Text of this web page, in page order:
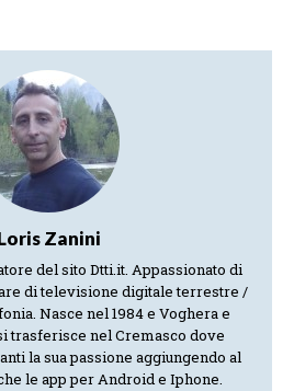
Zanini
del sito Dtti.it. Appassionato di
di televisione digitale terrestre /
Nasce nel 1984 e Voghera e
trasferisce nel Cremasco dove
la sua passione aggiungendo al
le app per Android e Iphone.